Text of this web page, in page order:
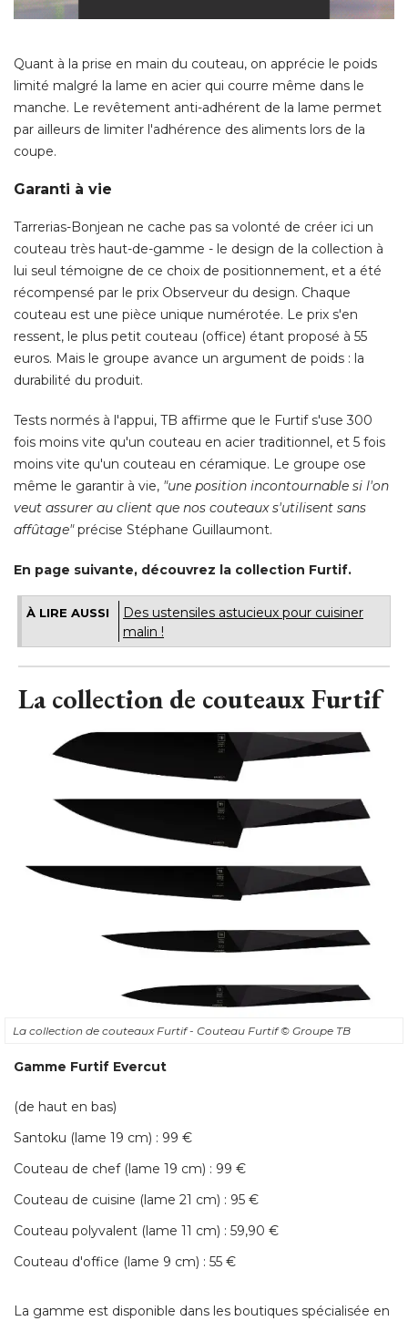
Quant à la prise en main du couteau, on apprécie le poids
limité malgré la lame en acier qui courre même dans le
manche. Le revêtement anti-adhérent de la lame permet
par ailleurs de limiter l'adhérence des aliments lors de la
coupe.
Garanti à vie
Tarrerias-Bonjean ne cache pas sa volonté de créer ici un
couteau très haut-de-gamme - le design de la collection à
lui seul témoigne de ce choix de positionnement, et a été
récompensé par le prix Observeur du design. Chaque
couteau est une pièce unique numérotée. Le prix s'en
ressent, le plus petit couteau (office) étant proposé à 55
euros. Mais le groupe avance un argument de poids : la
durabilité du produit.
Tests normés à l'appui, TB affirme que le Furtif s'use 300
fois moins vite qu'un couteau en acier traditionnel, et 5 fois
moins vite qu'un couteau en céramique. Le groupe ose
même le garantir à vie, "une position incontournable si l'on
veut assurer au client que nos couteaux s'utilisent sans
affûtage" précise Stéphane Guillaumont.
En page suivante, découvrez la collection Furtif.
À LIRE AUSSI
Des ustensiles astucieux pour cuisiner
malin !
La collection de couteaux Furtif
La collection de couteaux Furtif - Couteau Furtif© Groupe TB
Gamme Furtif Evercut
(de haut en bas)
Santoku (lame 19 cm) : 99 €
Couteau de chef (lame 19 cm) : 99 €
Couteau de cuisine (lame 21 cm) : 95 €
Couteau polyvalent (lame 11 cm) : 59,90 €
Couteau d'office (lame 9 cm) : 55 €
La gamme est disponible dans les boutiques spécialisée en